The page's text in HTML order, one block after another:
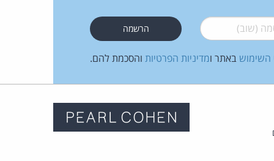
(שוב)*
השימוש באתר ומדיניות הפרטיות והסכמת להם.